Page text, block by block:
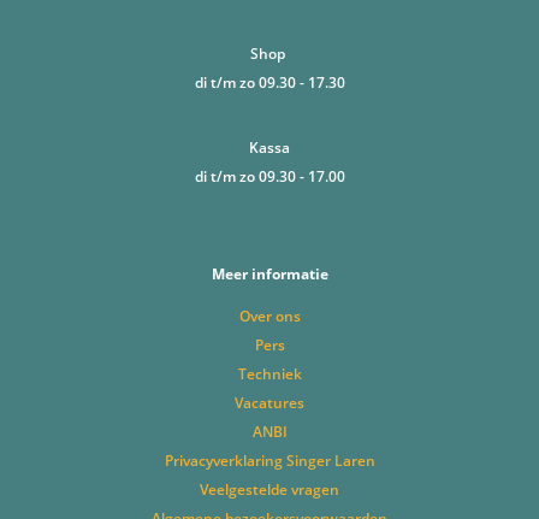
Shop
di t/m zo 09.30 - 17.30
Kassa
di t/m zo 09.30 - 17.00
Meer informatie
Over ons
Pers
Techniek
Vacatures
ANBI
Privacyverklaring Singer Laren
Veelgestelde vragen